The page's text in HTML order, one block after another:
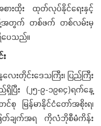
ားထိုး ထုတ်လုပ်နိုင်ရေးနှင့်
တို့အတွက် တစ်ဖက် တစ်လမ်းမှ
ေသည်။
တိုင်းဒေသကြီး၊ ပြည်ကြီး
ြီး (၂၅-၉-၁၉၈၄)ရက်နေ့
မြန်မာနိုင်ငံတော်အစိုးရ၊
ြတ်ချက်အရ ကိုလံဘိုစီမံကိန်း